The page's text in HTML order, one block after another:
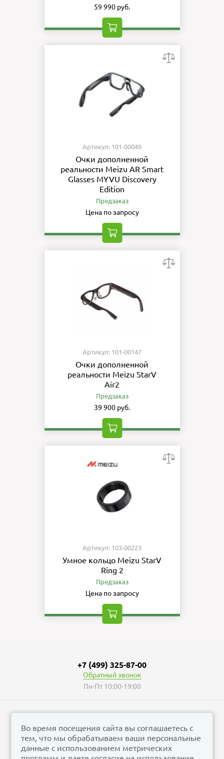
59 990 руб.
Артикул: 101-00049
Очки дополненной
реальности Meizu AR Smart
Glasses MYVU Discovery
Edition
Предзаказ
Цена по запросу
Артикул: 101-00147
Очки дополненной
реальности Meizu StarV
Air2
Предзаказ
39 900 руб.
Артикул: 103-00223
Умное кольцо Meizu StarV
Ring 2
Предзаказ
Цена по запросу
corp@vizzion.ru
+7 (499) 325-87-00
Обратный звонок
Пн-Пт 10:00-19:00
Во время посещения сайта вы соглашаетесь с
тем, что мы обрабатываем ваши персональные
данные с использованием метрических